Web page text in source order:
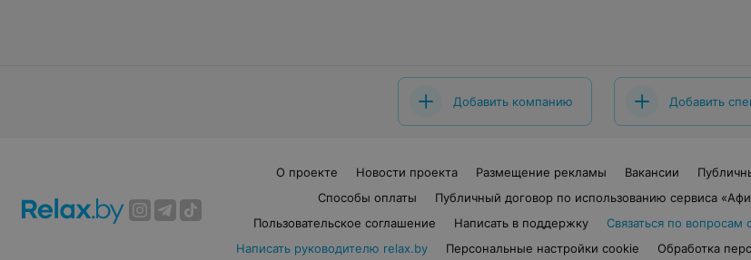
Добавить компанию Добавить
О проекте Новости проекта Размещение рекламы Вакансии
Способы оплаты
Публичный договор по использованию сервиса
Пользовательское соглашение
Написать в поддержку
Связаться по вопросам
Написать руководителю relax.by
Персональные настройки cookie Обработка